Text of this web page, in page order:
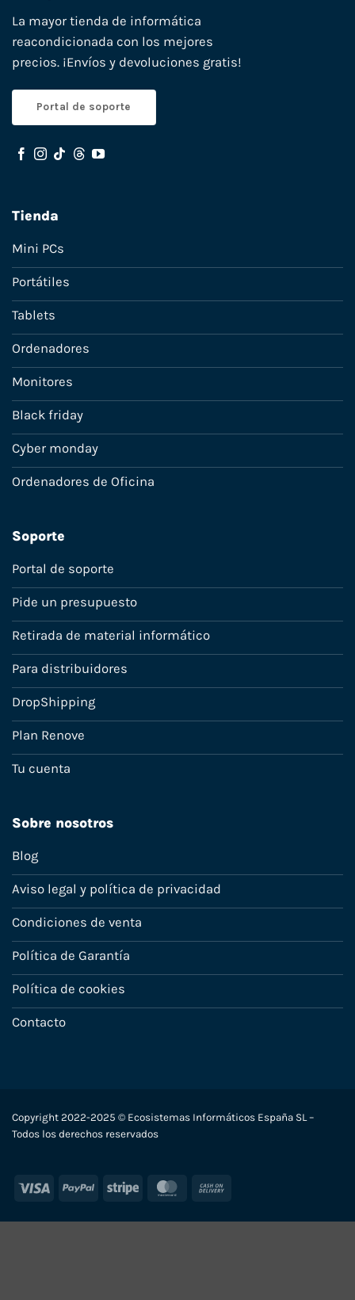
La mayor tienda de informática
reacondicionada con los mejores
precios. ¡Envíos y devoluciones gratis!
Portal de soporte
Tienda
Mini PCs
Portátiles
Tablets
Ordenadores
Monitores
Black friday
Cyber monday
Ordenadores de Oficina
Soporte
Portal de soporte
Pide un presupuesto
Retirada de material informático
Para distribuidores
DropShipping
Plan Renove
Tu cuenta
Sobre nosotros
Blog
Aviso legal y política de privacidad
Condiciones de venta
Política de Garantía
Política de cookies
Contacto
Copyright 2022-2025 © Ecosistemas Informáticos España SL –
Todos los derechos reservados
Visa PayPal Stripe MasterCard